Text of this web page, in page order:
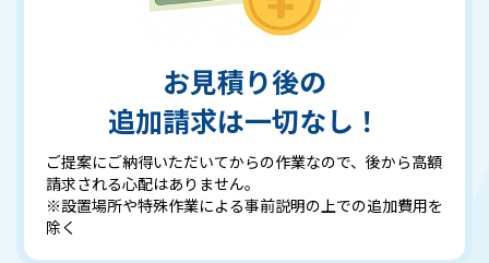
お見積り後の
追加請求は一切なし！
ご提案にご納得いただいてからの作業なので、後から高額
請求される心配はありません。
※設置場所や特殊作業による事前説明の上での追加費用を
除く